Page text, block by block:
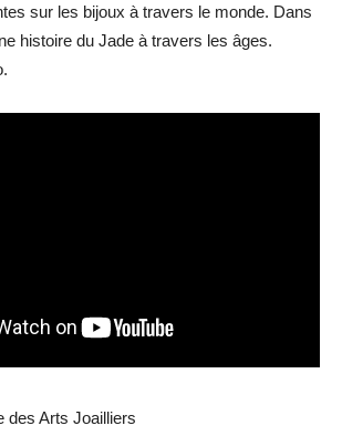
sur les bijoux à travers le monde. Dans
histoire du Jade à travers les âges.
des Arts Joailliers